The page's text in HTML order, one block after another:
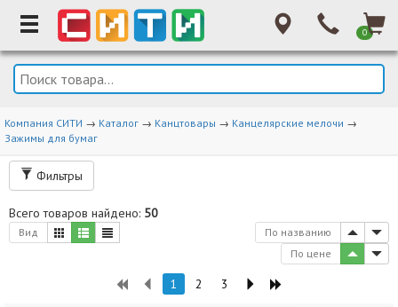
0
Компания СИТИ → Каталог → Канцтовары → Канцелярские мелочи →
Зажимы для бумаг
Фильтры
Всего товаров найдено: 50
Вид
По названию
По цене
1 2 3